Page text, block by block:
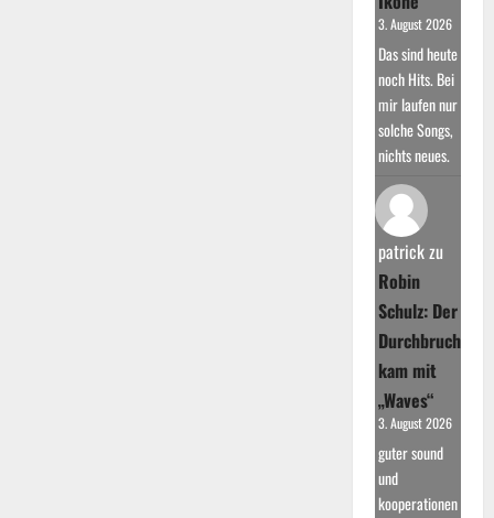
3. August 2026
Das sind heute
noch Hits. Bei
mir laufen nur
solche Songs,
nichts neues.
patrickzu
Robin
Schulz: Der
Durchbruch
kam mit
„Waves“
3. August 2026
guter sound
und
kooperationen